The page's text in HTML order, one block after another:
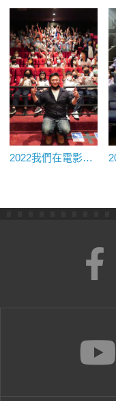
2022我們在電影院上課@新月影城《只要我長大》｜宜蘭縣光復國小